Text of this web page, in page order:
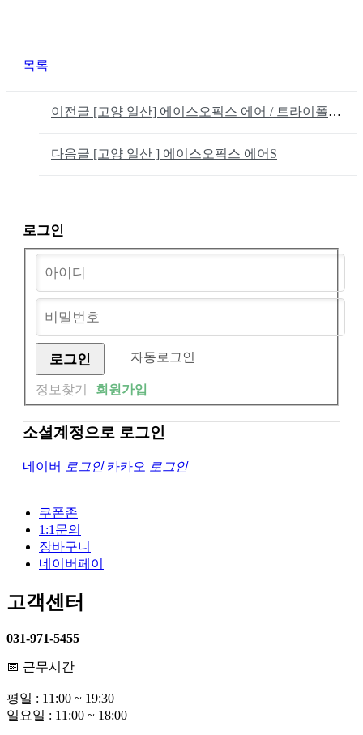
목록
이전글 [고양 일산] 에이스오픽스 에어 / 트라이폴드 접이식 미니벨로
다음글 [고양 일산 ] 에이스오픽스 에어S
로그인
자동로그인
정보찾기 회원가입
소셜계정으로 로그인
네이버 로그인 카카오 로그인
쿠폰존
1:1문의
장바구니
네이버페이
고객센터
031-971-5455
📅 근무시간
평일 : 11:00 ~ 19:30
일요일 : 11:00 ~ 18:00